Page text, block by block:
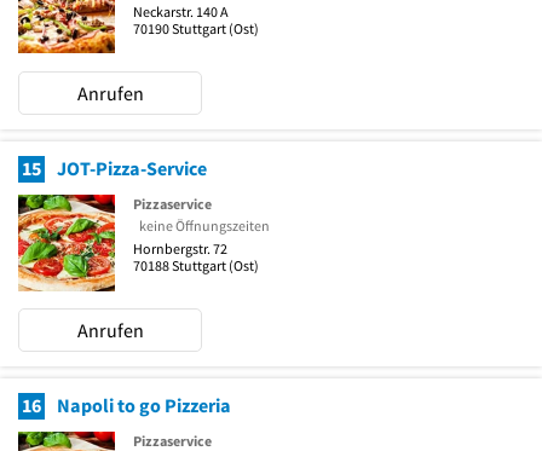
Neckarstr. 140 A
70190Stuttgart (Ost)
Anrufen
15 JOT-Pizza-Service
Pizzaservice
keine Öffnungszeiten
Hornbergstr. 72
70188Stuttgart (Ost)
Anrufen
16 Napoli to go Pizzeria
Pizzaservice